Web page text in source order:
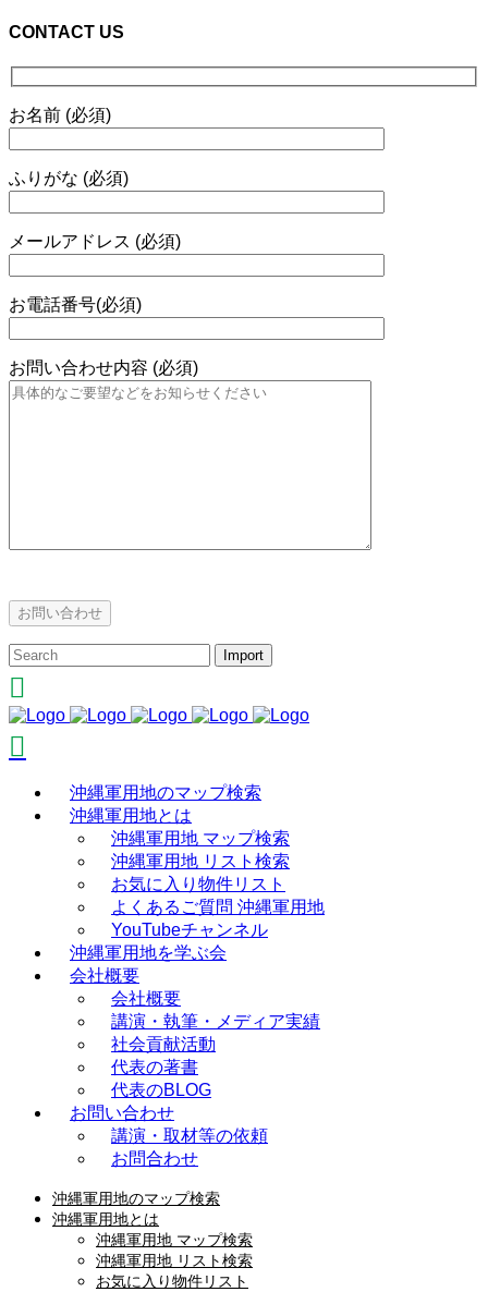
CONTACT US
お名前 (必須)
ふりがな (必須)
メールアドレス (必須)
お電話番号(必須)
お問い合わせ内容 (必須)
沖縄軍用地のマップ検索
沖縄軍用地とは
沖縄軍用地 マップ検索
沖縄軍用地 リスト検索
お気に入り物件リスト
よくあるご質問 沖縄軍用地
YouTubeチャンネル
沖縄軍用地を学ぶ会
会社概要
会社概要
講演・執筆・メディア実績
社会貢献活動
代表の著書
代表のBLOG
お問い合わせ
講演・取材等の依頼
お問合わせ
沖縄軍用地のマップ検索
沖縄軍用地とは
沖縄軍用地 マップ検索
沖縄軍用地 リスト検索
お気に入り物件リスト